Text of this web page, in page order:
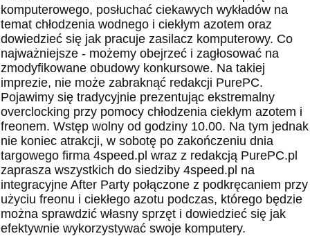
komputerowego, posłuchać ciekawych wykładów na
temat chłodzenia wodnego i ciekłym azotem oraz
dowiedzieć się jak pracuje zasilacz komputerowy. Co
najważniejsze - możemy obejrzeć i zagłosować na
zmodyfikowane obudowy konkursowe. Na takiej
imprezie, nie może zabraknąć redakcji PurePC.
Pojawimy się tradycyjnie prezentując ekstremalny
overclocking przy pomocy chłodzenia ciekłym azotem i
freonem. Wstęp wolny od godziny 10.00. Na tym jednak
nie koniec atrakcji, w sobotę po zakończeniu dnia
targowego firma 4speed.pl wraz z redakcją PurePC.pl
zaprasza wszystkich do siedziby 4speed.pl na
integracyjne After Party połączone z podkręcaniem przy
użyciu freonu i ciekłego azotu podczas, którego będzie
można sprawdzić własny sprzęt i dowiedzieć się jak
efektywnie wykorzystywać swoje komputery.